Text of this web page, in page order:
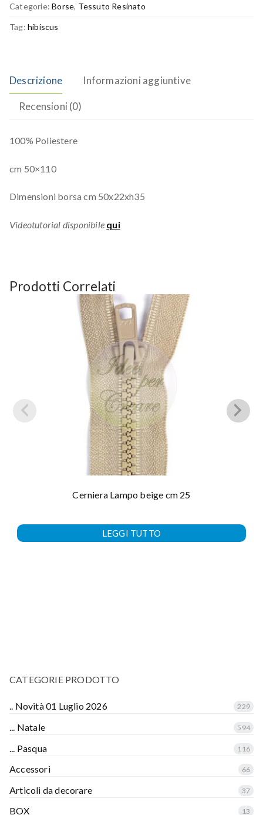
Categorie:Borse, Tessuto Resinato
Tag: hibiscus
Descrizione Informazioni aggiuntive
Recensioni (0)
100% Poliestere
cm 50×110
Dimensioni borsa cm 50x22xh35
Videotutorial disponibile qui
Prodotti Correlati
Cerniera Lampo beige cm 25
LEGGI TUTTO
CATEGORIE PRODOTTO
.. Novità 01 Luglio 2026 229
... Natale 594
... Pasqua 116
Accessori 66
Articoli da decorare 37
BOX 13